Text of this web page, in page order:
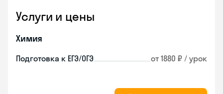
Услуги и цены
Химия
Подготовка к ЕГЭ/ОГЭ от 1880 ₽ / урок